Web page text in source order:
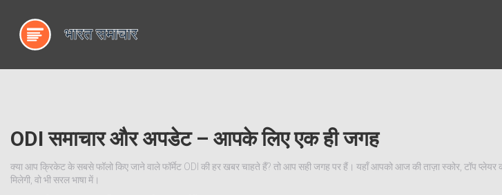
ODI समाचार और अपडेट – आपके लिए एक ही जगह
क्या आप क्रिकेट के सबसे फॉलो किए जाने वाले फॉर्मेट ODI की हर खबर चाहते हैं? तो आप सही जगह पर हैं। यहाँ आपको आज की ताज़ा स्कोर, टॉप प्लेयर
मिलेगी, वो भी सरल भाषा में।